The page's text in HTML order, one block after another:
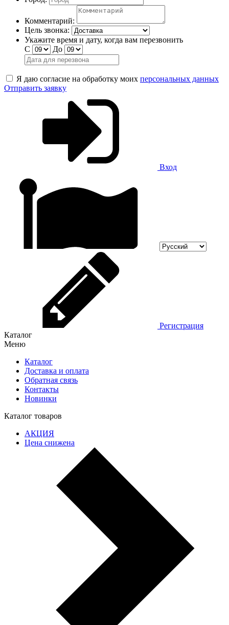
Комментарий:
Цель звонка:
Укажите время и дату, когда вам перезвонить
С
До
Я даю согласие на обработку моих персональных данных
Отправить заявку
Вход
Регистрация
Каталог
Меню
Каталог
Доставка и оплата
Обратная связь
Контакты
Новинки
Каталог товаров
АКЦИЯ
Цена снижена